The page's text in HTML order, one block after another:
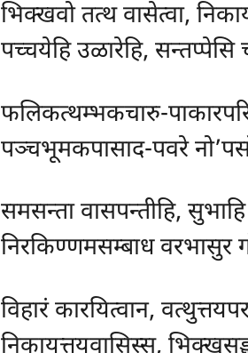
भिक्खवो तत्थ वासेत्वा,
पच्चयेहि उळारेहि, सन्तप्पेसि
फलिकत्थम्भकचारु-
पञ्चभूमकपासाद-पवरे
समसन्ता वासपन्तीहि,
निरकिण्णमसम्बाध वरभासुर
विहारं कारयित्वान,